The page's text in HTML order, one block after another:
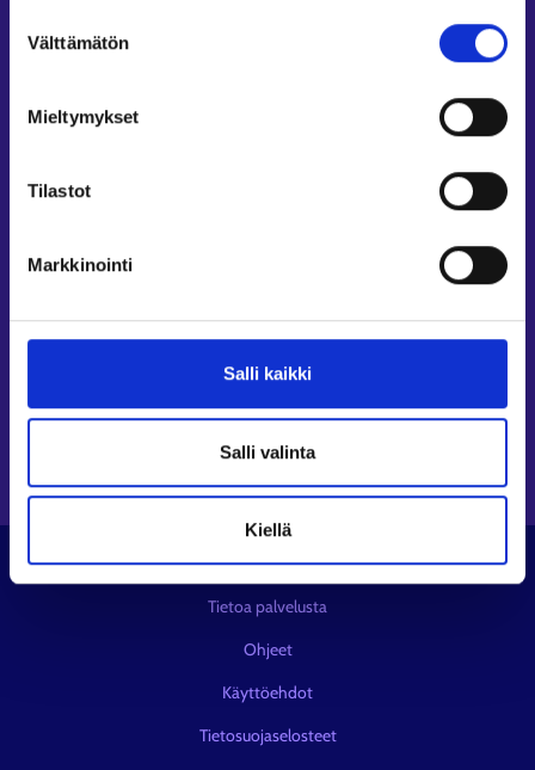
Lue tarkemmin
valinta
Välttämätön
Mieltymykset
Tilastot
Markkinointi
Salli kaikki
Salli valinta
Kiellä
Työ- ja elinkeinoministeriö⁠
Osaamispolku⁠
Seuraa meitä
LinkedIn⁠
Youtube⁠
© KEHA-keskus
Tietoa palvelusta
Ohjeet
Käyttöehdot
Tietosuojaselosteet